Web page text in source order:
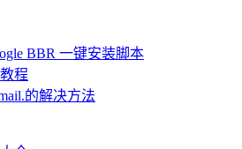
BBR 一键安装脚本
程
的解决方法